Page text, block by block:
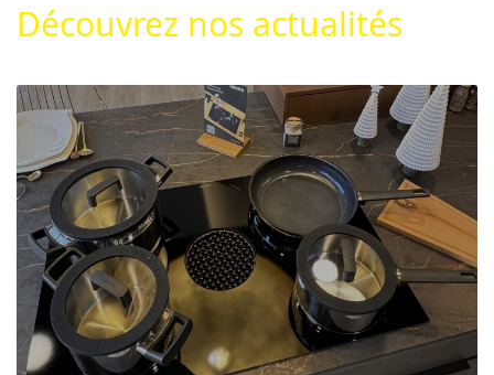
Découvrez nos actualités